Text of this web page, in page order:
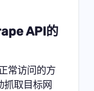
API的
常访问的方
抓取目标网